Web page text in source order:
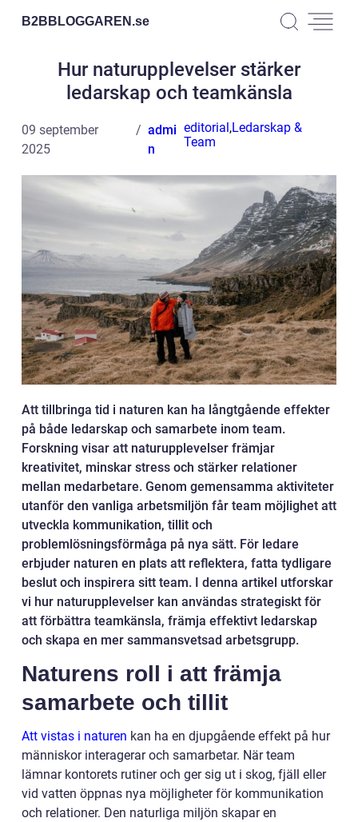
B2BBLOGGAREN.se
Hur naturupplevelser stärker
ledarskap och teamkänsla
09 september
2025
admi
n
editorial,Ledarskap &
Team
Att tillbringa tid i naturen kan ha långtgående effekter
på både ledarskap och samarbete inom team.
Forskning visar att naturupplevelser främjar
kreativitet, minskar stress och stärker relationer
mellan medarbetare. Genom gemensamma aktiviteter
utanför den vanliga arbetsmiljön får team möjlighet att
utveckla kommunikation, tillit och
problemlösningsförmåga på nya sätt. För ledare
erbjuder naturen en plats att reflektera, fatta tydligare
beslut och inspirera sitt team. I denna artikel utforskar
vi hur naturupplevelser kan användas strategiskt för
att förbättra teamkänsla, främja effektivt ledarskap
och skapa en mer sammansvetsad arbetsgrupp.
Naturens roll i att främja
samarbete och tillit
Att vistas i naturen kan ha en djupgående effekt på hur
människor interagerar och samarbetar. När team
lämnar kontorets rutiner och ger sig ut i skog, fjäll eller
vid vatten öppnas nya möjligheter för kommunikation
och relationer. Den naturliga miljön skapar en